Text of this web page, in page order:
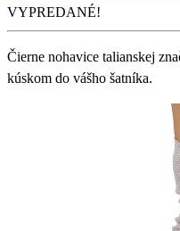
VYPREDANÉ!
Čierne nohavice talianskej
kúskom do vášho šatníka.